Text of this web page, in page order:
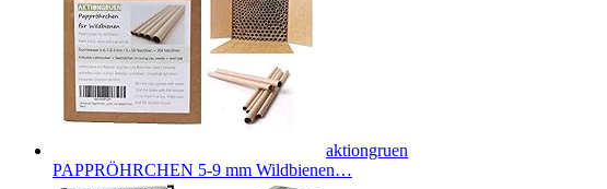
aktiongruen
PAPPRÖHRCHEN 5-9 mm Wildbienen…